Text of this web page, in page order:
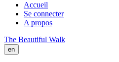
Accueil
Se connecter
A propos
The Beautiful Walk
en